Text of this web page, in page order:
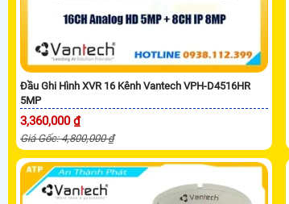
Đầu Ghi Hình XVR 16 Kênh Vantech VPH-D4516HR
5MP
3,360,000 ₫
Giá Gốc: 4,800,000 ₫